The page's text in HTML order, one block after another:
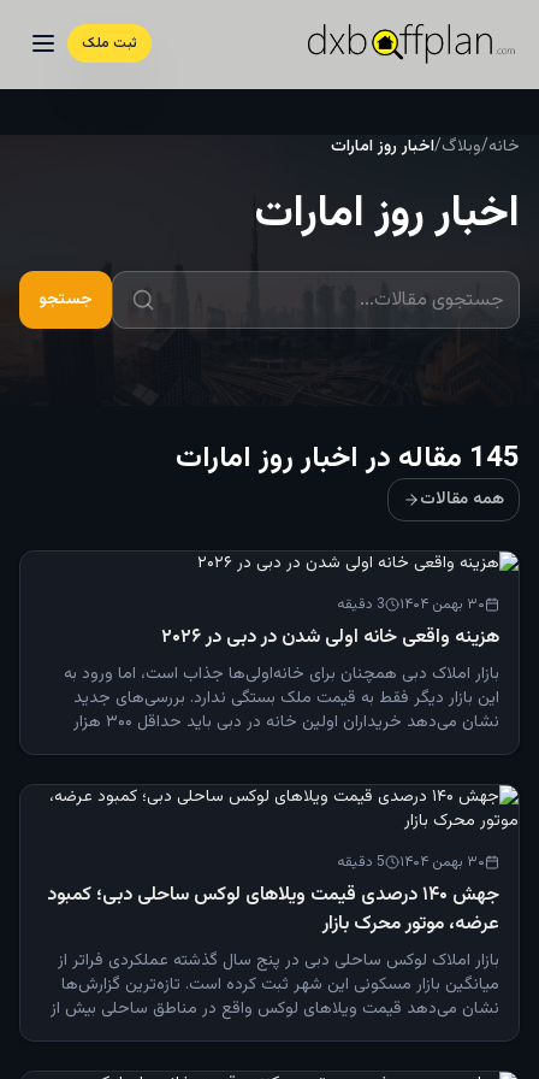
ثبت ملک
خانه/وبلاگ/اخبار روز امارات
اخبار روز امارات
جستجو
145 مقاله در اخبار روز امارات
همه مقالات
۳۰ بهمن ۱۴۰۴ 3 دقیقه
هزینه واقعی خانه‌ اولی شدن در دبی در ۲۰۲۶
بازار املاک دبی همچنان برای خانه‌اولی‌ها جذاب است، اما ورود به
این بازار دیگر فقط به قیمت ملک بستگی ندارد. بررسی‌های جدید
نشان می‌دهد خریداران اولین خانه در دبی باید حداقل ۳۰۰ هزار
شوند. بسیاری از متقاضیان، در ابتدای مسیر تنها به قیمت ملک توجه
می‌کنند، اما در مراحل پایانی با هزینه‌های جانبی، کارمزدهای بانکی و
غیراماراتی که قصد خرید ملکی با قیمت کمتر از ۵ میلیون درهم را
: ۳۰۰ هزار درهم اما این پایان هزینه‌های اولیه نیست. هزینه‌ های
جانبی خرید ملک در دبی پس از پرداخت پیش‌پرداخت، خریداران باید
هزینه‌های زیر را نیز نقدا پرداخت کنند: ۴٪ کارمزد انتقال سند به اداره
اراضی دبی (DLD) ۰.۲۵٪ هزینه ثبت وام مسکن هزینه ارزیابی ملک
۳۰ بهمن ۱۴۰۴ 5 دقیقه
جهش ۱۴۰ درصدی قیمت ویلاهای لوکس ساحلی دبی؛ کمبود
عرضه، موتور محرک بازار
بازار املاک لوکس ساحلی دبی در پنج سال گذشته عملکردی فراتر از
میانگین بازار مسکونی این شهر ثبت کرده است. تازه‌ترین گزارش‌ها
نشان می‌دهد قیمت ویلاهای لوکس واقع در مناطق ساحلی بیش از